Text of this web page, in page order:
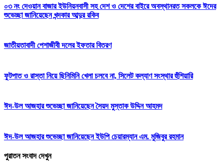
০৩ নং দেওয়ান বাজার ইউনিয়নবাসী সহ দেশ ও দেশের বাইরে অবস্থানরত সকলকে ঈদের
শুভেচ্ছা জানিয়েছেন খন্দকার আব্দুর রকিব
জাতীয়তাবাদী পেশাজীবী দলের ইফতার বিতরণ
ফুটপাত ও রাস্তা নিয়ে ছিনিমিনি খেলা চলবে না, সিলেট কল্যাণ সংস্থার হুঁশিয়ারি
ঈদ-উল আজহার শুভেচ্ছা জানিয়েছেন সৈয়দ মুস্তাক উদ্দিন আহমদ
ঈদ-উল আজহার শুভেচ্ছা জানিয়েছেন ইউপি চেয়ারম্যান এম. মুজিবুর রহমান
পুরাতন সংবাদ দেখুন